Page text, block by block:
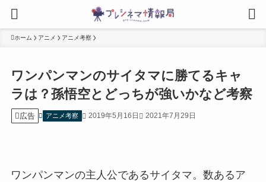
ホーム アニメ アニメ考察
ワンパンマンのサイタマに勝てるキャ
ラは？孫悟空とどっちが強いかなど考察
広告 アニメ考察 2019年5月16日 2021年7月29日
ワンパンマンの主人公であるサイタマ。数あるア